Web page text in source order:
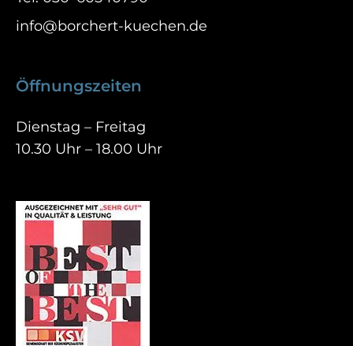
info@borchert-kuechen.de
Öffnungszeiten
Dienstag – Freitag
10.30 Uhr – 18.00 Uhr